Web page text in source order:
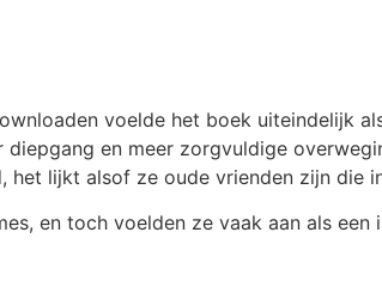
voelde het boek uiteindelijk
en meer zorgvuldige
lijkt alsof ze oude vrienden zijn die
en toch voelden ze vaak aan als